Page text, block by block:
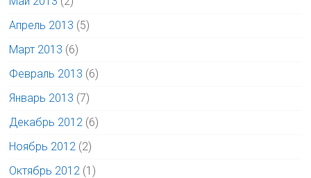
Апрель 2013 (5)
Март 2013 (6)
Февраль 2013 (6)
Январь 2013 (7)
Декабрь 2012 (6)
Ноябрь 2012 (2)
Октябрь 2012 (1)